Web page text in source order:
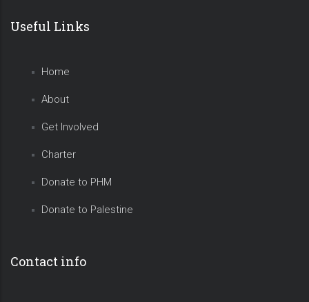
Useful Links
Home
About
Get Involved
Charter
Donate to PHM
Donate to Palestine
Contact info